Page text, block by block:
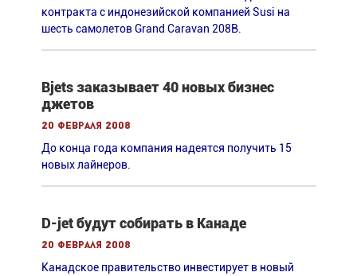
контракта с индонезийской компанией Susi на
шесть самолетов Grand Caravan 208В.
Bjets заказывает 40 новых бизнес
джетов
20 февраля 2008
До конца года компания надеятся получить 15
новых лайнеров.
D-jet будут собирать в Канаде
20 февраля 2008
Канадское правительство инвестирует в новый